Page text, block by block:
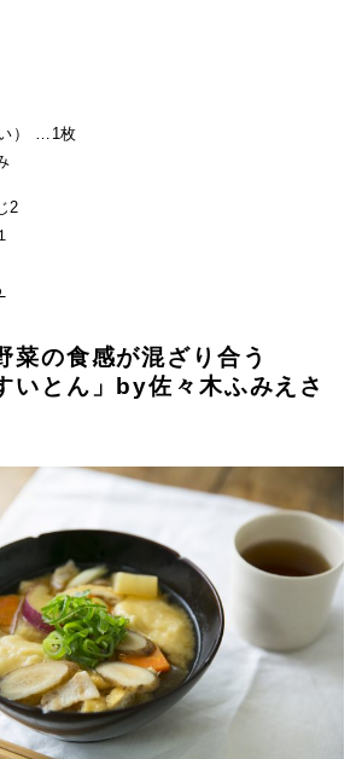
） …1枚
2
菜の食感が混ざり合う
いとん」by佐々木ふみえさ